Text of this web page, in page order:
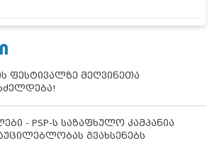
ფესტივალზე მეღვინეთა
- PSP-ს საზაფხულო კამპანია
გვახსენებს